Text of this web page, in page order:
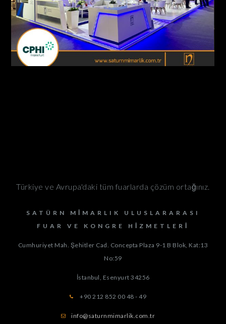
Nobel İlaç / Cphi Fuarı Frankfurt – Almanya
AHŞAP - ÖZGÜN STANDLAR
Türkiye ve Avrupa'daki tüm fuarlarda çözüm ortağınız.
SATÜRN MIMARLIK ULUSLARARASI
FUAR VE KONGRE HIZMETLERI
Cumhuriyet Mah. Şehitler Cad. Concepta Plaza 9-1 B Blok, Kat:13
No:59
İstanbul, Esenyurt 34256
+90 212 852 00 48 - 49
info@saturnmimarlik.com.tr